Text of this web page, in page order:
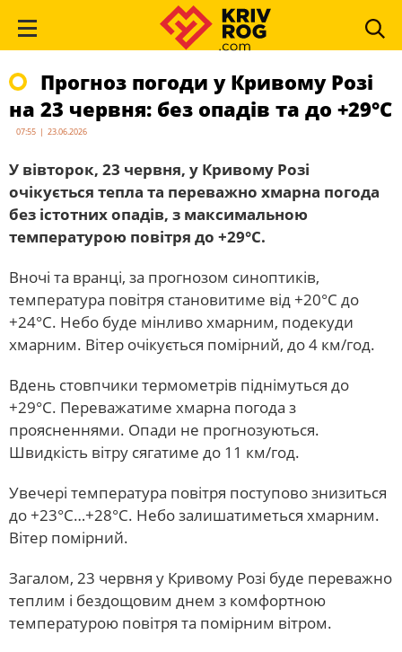
Прогноз погоди у Кривому Розі
на 23 червня: без опадів та до +29°С
07:55 | 23.06.2026
У вівторок, 23 червня, у Кривому Розі
очікується тепла та переважно хмарна погода
без істотних опадів, з максимальною
температурою повітря до +29°С.
Вночі та вранці, за прогнозом синоптиків,
температура повітря становитиме від +20°С до
+24°С. Небо буде мінливо хмарним, подекуди
хмарним. Вітер очікується помірний, до 4 км/год.
Вдень стовпчики термометрів піднімуться до
+29°С. Переважатиме хмарна погода з
проясненнями. Опади не прогнозуються.
Швидкість вітру сягатиме до 11 км/год.
Увечері температура повітря поступово знизиться
до +23°С…+28°С. Небо залишатиметься хмарним.
Вітер помірний.
Загалом, 23 червня у Кривому Розі буде переважно
теплим і бездощовим днем з комфортною
температурою повітря та помірним вітром.